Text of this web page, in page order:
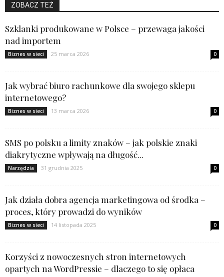
ZOBACZ TEŻ
Szklanki produkowane w Polsce – przewaga jakości
nad importem
Biznes w sieci 25 marca 2026 0
Jak wybrać biuro rachunkowe dla swojego sklepu
internetowego?
Biznes w sieci 13 marca 2026 0
SMS po polsku a limity znaków – jak polskie znaki
diakrytyczne wpływają na długość...
Narzędzia 31 grudnia 2025 0
Jak działa dobra agencja marketingowa od środka –
proces, który prowadzi do wyników
Biznes w sieci 14 listopada 2025 0
Korzyści z nowoczesnych stron internetowych
opartych na WordPressie – dlaczego to się opłaca